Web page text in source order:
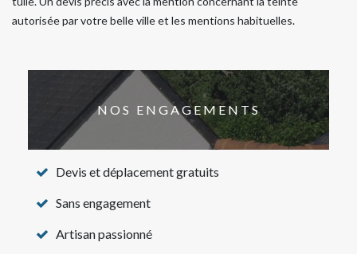
autorisée par votre belle ville et les mentions habituelles.
NOS ENGAGEMENTS
Devis et déplacement gratuits
Sans engagement
Artisan passionné